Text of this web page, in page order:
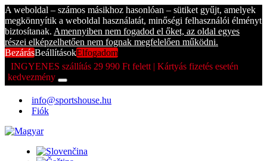
A weboldal – számos másikhoz hasonlóan – sütiket gyűjt, amelyek
megkönnyítik a weboldal használatát, minőségi felhasználói élményt
biztosítanak. Amennyiben nem fogadod el őket, az oldal egyes
részei elképzelhetően nem fognak megfelelően működni.
BezárásBeállításokElfogadom
INGYENES szállítás 29 990 Ft felett | Kártyás fizetés esetén
kedvezmény
info@sportshouse.hu
Fiók